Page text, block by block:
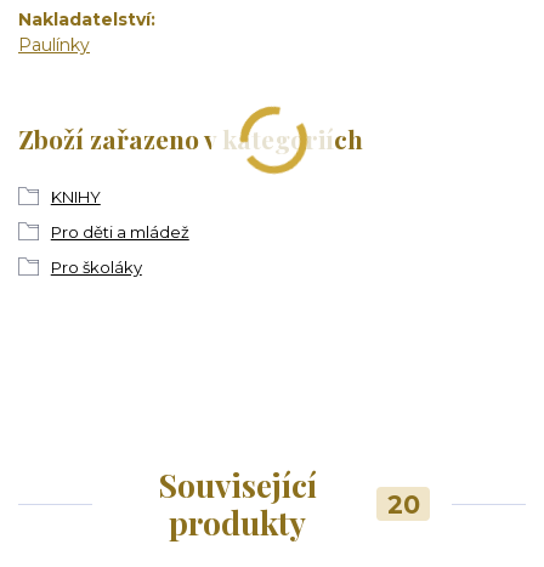
Nakladatelství
Paulínky
Zboží zařazeno v kategoriích
KNIHY
Pro děti a mládež
Pro školáky
Související
produkty
20